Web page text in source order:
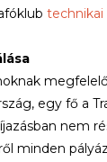
technikai
egy fő a
nem
minden